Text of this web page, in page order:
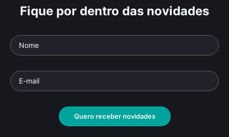
Fique por dentro das novidades
Quero receber novidades